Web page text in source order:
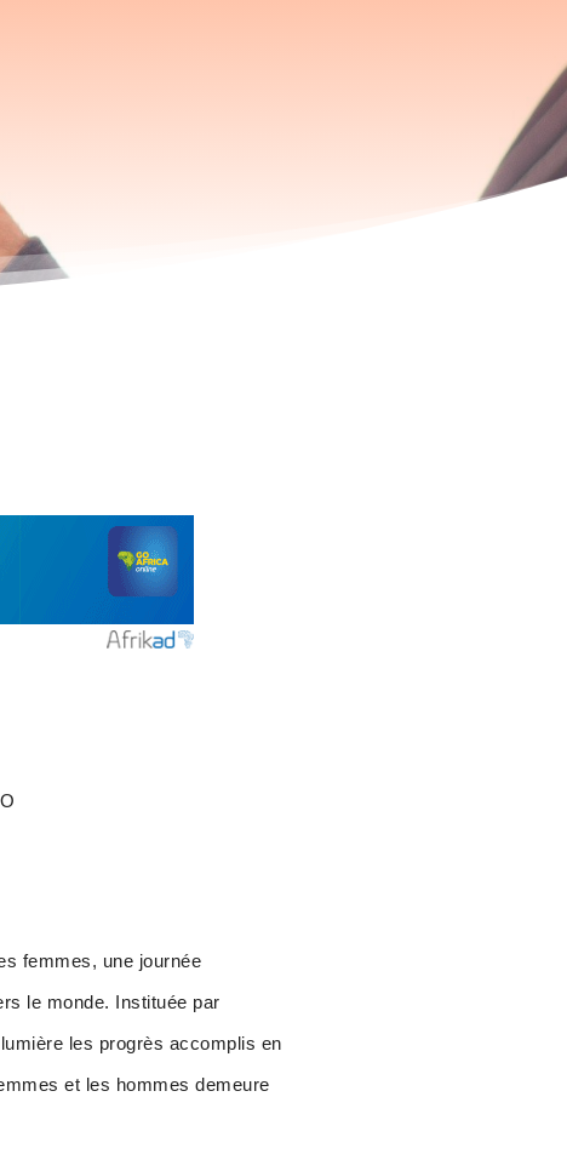
femmes, une journée
le monde. Instituée par
les progrès accomplis en
et les hommes demeure